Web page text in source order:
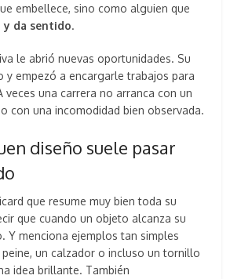
embellece, sino como alguien que
y da sentido.
le abrió nuevas oportunidades. Su
y empezó a encargarle trabajos para
veces una carrera no arranca con un
con una incomodidad bien observada.
diseño suele pasar
que resume muy bien toda su
que cuando un objeto alcanza su
Y menciona ejemplos tan simples
un calzador o incluso un tornillo
idea brillante. También